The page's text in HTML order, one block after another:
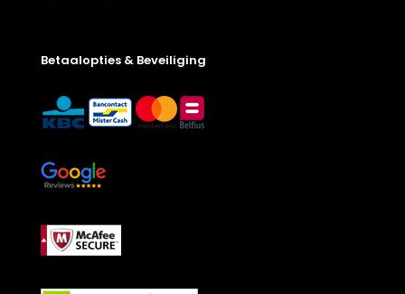
Betaalopties & Beveiliging